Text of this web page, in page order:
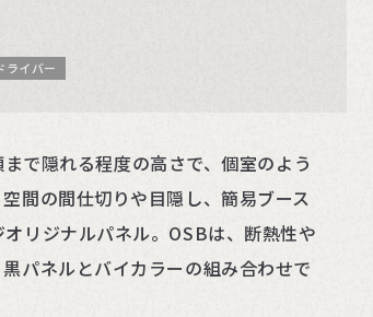
ライバー
で隠れる程度の高さで、個室のよう
間の間仕切りや目隠し、簡易ブース
リジナルパネル。OSBは、断熱性や
パネルとバイカラーの組み合わせで